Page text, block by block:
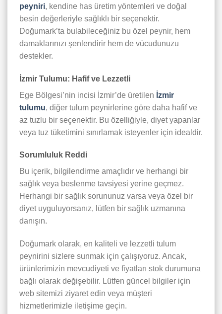
peyniri, kendine has üretim yöntemleri ve doğal
besin değerleriyle sağlıklı bir seçenektir.
Doğumark’ta bulabileceğiniz bu özel peynir, hem
damaklarınızı şenlendirir hem de vücudunuzu
destekler.
İzmir Tulumu: Hafif ve Lezzetli
Ege Bölgesi’nin incisi İzmir’de üretilen İzmir
tulumu, diğer tulum peynirlerine göre daha hafif ve
az tuzlu bir seçenektir. Bu özelliğiyle, diyet yapanlar
veya tuz tüketimini sınırlamak isteyenler için idealdir.
Sorumluluk Reddi
Bu içerik, bilgilendirme amaçlıdır ve herhangi bir
sağlık veya beslenme tavsiyesi yerine geçmez.
Herhangi bir sağlık sorununuz varsa veya özel bir
diyet uyguluyorsanız, lütfen bir sağlık uzmanına
danışın.
Doğumark olarak, en kaliteli ve lezzetli tulum
peynirini sizlere sunmak için çalışıyoruz. Ancak,
ürünlerimizin mevcudiyeti ve fiyatları stok durumuna
bağlı olarak değişebilir. Lütfen güncel bilgiler için
web sitemizi ziyaret edin veya müşteri
hizmetlerimizle iletişime geçin.